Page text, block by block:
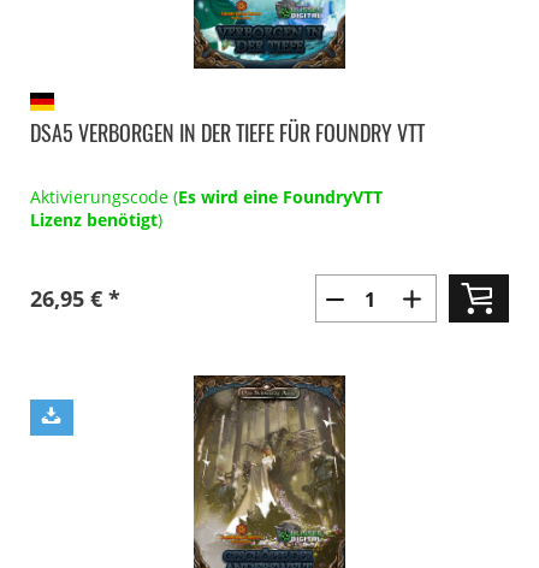
DSA5 VERBORGEN IN DER TIEFE FÜR FOUNDRY VTT
Aktivierungscode (Es wird eine FoundryVTT
Lizenz benötigt)
26,95 € *